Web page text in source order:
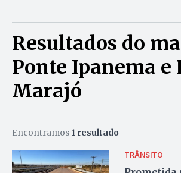
Resultados do
Ponte Ipanema e
Marajó
Encontramos 1 resultado
TRÂNSITO